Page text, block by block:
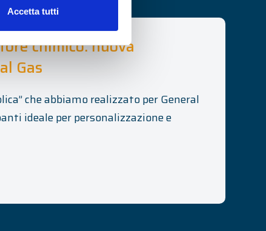
Accetta tutti
chimico: nuova
Gas
che abbiamo realizzato per General
ideale per personalizzazione e